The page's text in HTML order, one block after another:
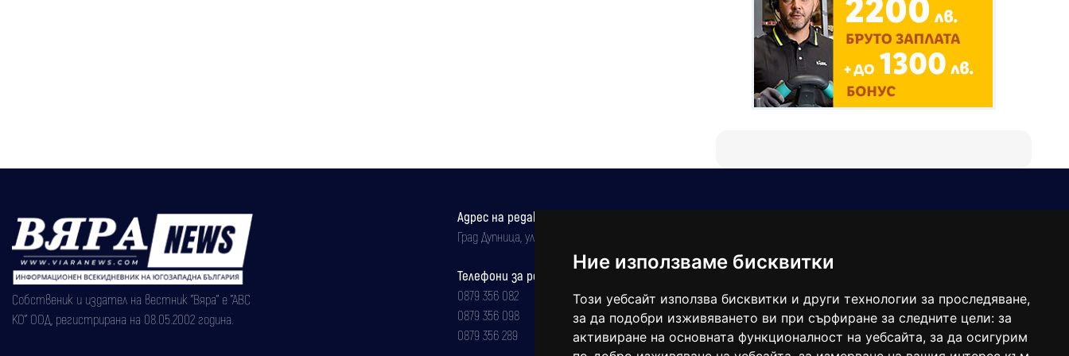
Ние използваме бисквитки
Този уебсайт използва бисквитки и други технологии за проследяване,
за да подобри изживяването ви при сърфиране за следните цели: за
активиране на основната функционалност на уебсайта, за да осигурим
Собственик и издател на вестник "Вяра" е "АВС
КО" ООД, регистрирана на 08.05.2002 година.
Адрес на редакцията
Град Дупница, ул.''Христо Ботев" 43
Телефони за реклама и абонаменти
0879 356 082
0879 356 098
0879 356 289
balgarkanews@gmail.com